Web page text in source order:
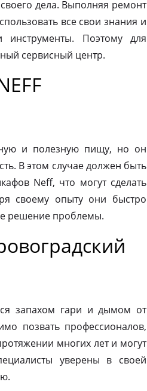
дела. Выполняя ремонт
все свои знания и
инструменты. Поэтому для
сервисный центр.
и полезную пищу, но он
В этом случае должен быть
Neff, что могут сделать
своему опыту они быстро
решение проблемы.
запахом гари и дымом от
позвать профессионалов,
многих лет и могут
уверены в своей